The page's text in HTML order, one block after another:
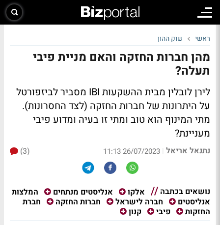
ראשי שוק ההון
מהן חברות החזקה והאם מניית פיבי
תעלה?
לירן לובלין מבית ההשקעות IBI מסביר לביזפורטל
על היתרונות של חברות החזקה (לצד החסרונות).
מתי המינוף הוא טוב ומתי זו בעיה ומדוע פיבי
מעניינת?
נתנאל אריאל |
26/07/2023 11:13
(3)
נושאים בכתבה אלקו אנליסטים מנתחים
המלצות
אנליסטים
חברה לישראל חברות החזקה
חברת
החזקות
פיבי קנון